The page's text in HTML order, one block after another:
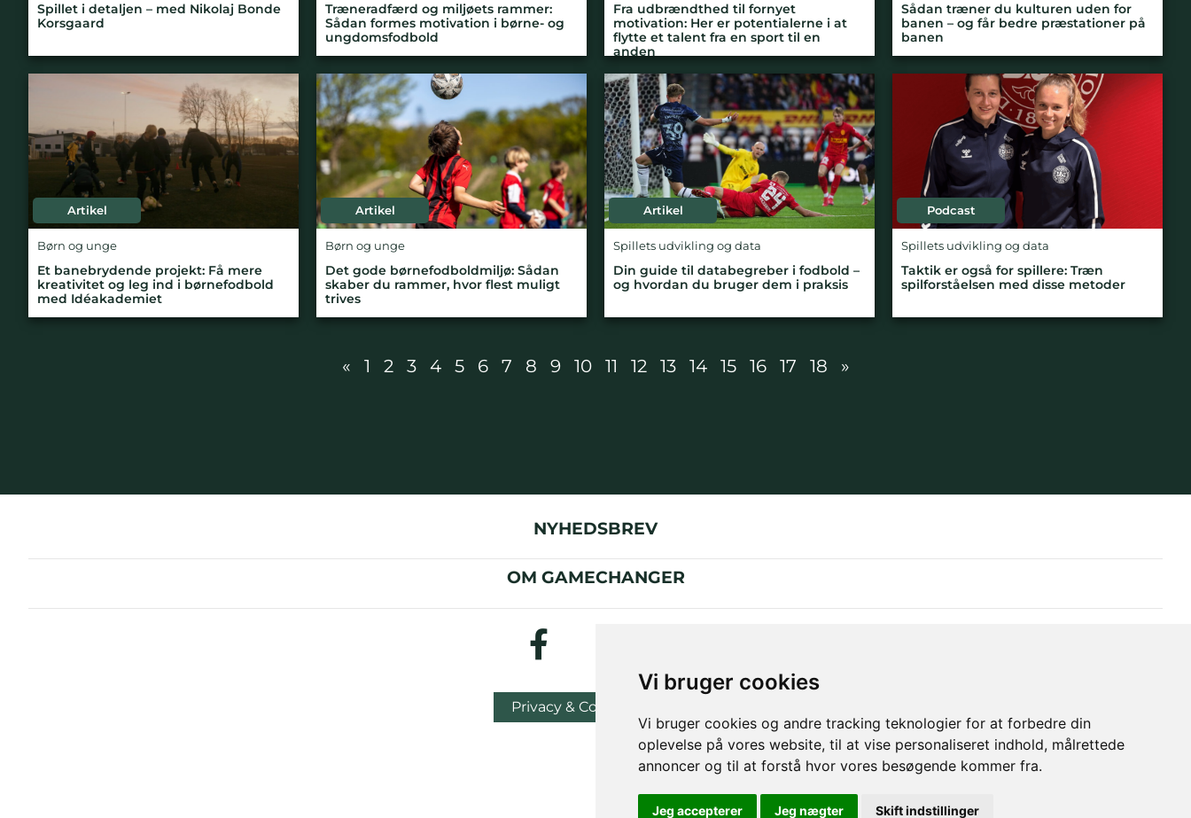
Vi bruger cookies
Vi bruger cookies og andre tracking teknologier for at forbedre din
oplevelse på vores website, til at vise personaliseret indhold, målrettede
annoncer og til at forstå hvor vores besøgende kommer fra.
Jeg accepterer Jeg nægter Skift indstillinger
Spillet i detaljen – med Nikolaj Bonde
Korsgaard
Træneradfærd og miljøets rammer:
Sådan formes motivation i børne- og
ungdomsfodbold
Fra udbrændthed til fornyet
motivation: Her er potentialerne i at
flytte et talent fra en sport til en
anden
Sådan træner du kulturen uden for
banen – og får bedre præstationer på
banen
Artikel
Børn og unge
Et banebrydende projekt: Få mere
kreativitet og leg ind i børnefodbold
med Idéakademiet
Artikel
Børn og unge
Det gode børnefodboldmiljø: Sådan
skaber du rammer, hvor flest muligt
trives
Artikel
Spillets udvikling og data
Din guide til databegreber i fodbold –
og hvordan du bruger dem i praksis
Podcast
Spillets udvikling og data
Taktik er også for spillere: Træn
spilforståelsen med disse metoder
« 1 2 3 4 5 6 7 8 9 10 11 12 13 14 15 16 17 18 »
NYHEDSBREV
OM GAMECHANGER
Privacy & Cookies Policy